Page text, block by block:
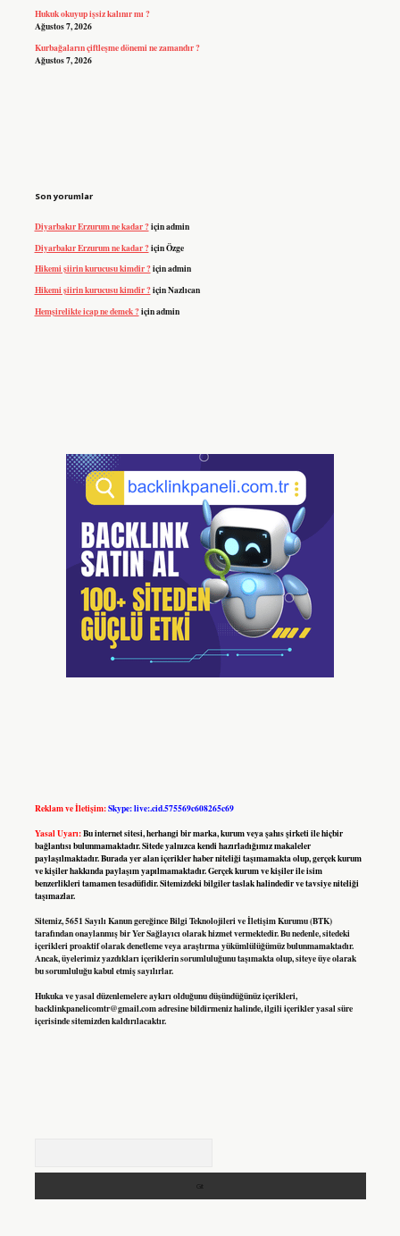
Hukuk okuyup işsiz kalınır mı ?
Ağustos 7, 2026
Kurbağaların çiftleşme dönemi ne zamandır ?
Ağustos 7, 2026
Son yorumlar
Diyarbakır Erzurum ne kadar ?içinadmin
Diyarbakır Erzurum ne kadar ?içinÖzge
Hikemi şiirin kurucusu kimdir ?içinadmin
Hikemi şiirin kurucusu kimdir ?içinNazlıcan
Hemşirelikte icap ne demek ?içinadmin
Reklam ve İletişim:Skype: live:.cid.575569c608265c69
Yasal Uyarı:Bu internet sitesi, herhangi bir marka, kurum veya şahıs şirketi ile hiçbir
bağlantısı bulunmamaktadır. Sitede yalnızca kendi hazırladığımız makaleler
paylaşılmaktadır. Burada yer alan içerikler haber niteliği taşımamakta olup, gerçek kurum
ve kişiler hakkında paylaşım yapılmamaktadır. Gerçek kurum ve kişiler ile isim
benzerlikleri tamamen tesadüfidir. Sitemizdeki bilgiler taslak halindedir ve tavsiye niteliği
taşımazlar.
Sitemiz, 5651 Sayılı Kanun gereğince Bilgi Teknolojileri ve İletişim Kurumu (BTK)
tarafından onaylanmış bir Yer Sağlayıcı olarak hizmet vermektedir. Bu nedenle, sitedeki
içerikleri proaktif olarak denetleme veya araştırma yükümlülüğümüz bulunmamaktadır.
Ancak, üyelerimiz yazdıkları içeriklerin sorumluluğunu taşımakta olup, siteye üye olarak
bu sorumluluğu kabul etmiş sayılırlar.
Hukuka ve yasal düzenlemelere aykırı olduğunu düşündüğünüz içerikleri,
backlinkpanelicomtr@gmail.comadresine bildirmeniz halinde, ilgili içerikler yasal süre
içerisinde sitemizden kaldırılacaktır.